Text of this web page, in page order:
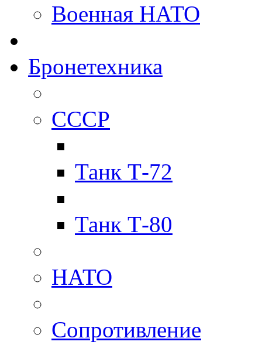
Военная НАТО
Бронетехника
СССР
Танк Т-72
Танк Т-80
НАТО
Сопротивление